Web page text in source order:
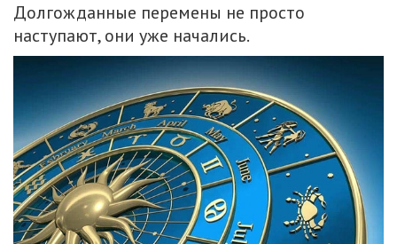
Долгожданные перемены не просто
наступают, они уже начались.